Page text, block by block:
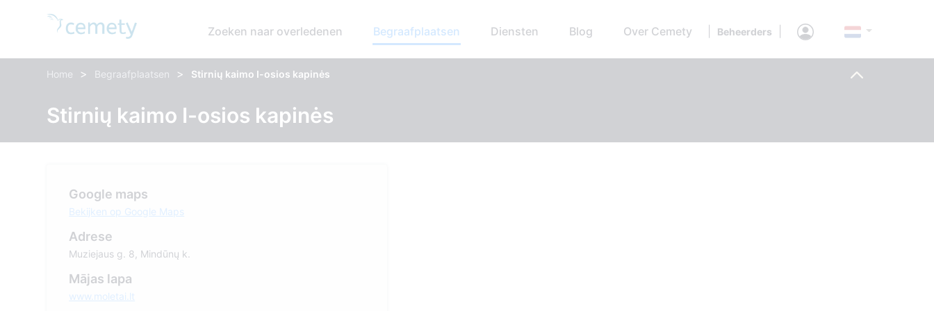
Zoeken naar overledenen Begraafplaatsen Diensten Blog Over Cemety Beheerders
Home > Begraafplaatsen > Stirnių kaimo I-osios kapinės
Stirnių kaimo I-osios kapinės
Google maps
Bekijken op Google Maps
Adrese
Muziejaus g. 8, Mindūnų k.
Mājas lapa
www.moletai.lt